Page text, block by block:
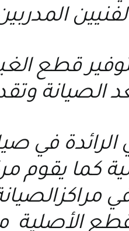
قطع
الصيانة
في
كما يقوم
في
الأصلية